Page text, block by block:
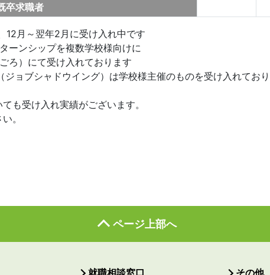
卒求職者
12月～翌年2月に受け入れ中です
ーンシップを複数学校様向けに
ろ）にて受け入れております
ジョブシャドウイング）は学校様主催のものを受け入れてお
も受け入れ実績がございます。
。
ページ上部へ
就職相談窓口 その他